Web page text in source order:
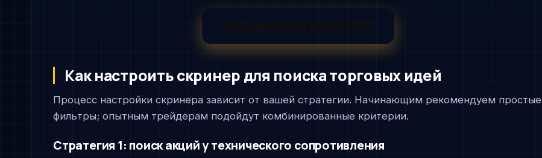
📊 Сравнить брокеров 2026
Как настроить скринер для поиска торговых идей
Процесс настройки скринера зависит от вашей стратегии. Начинающим рекомендуем простые
фильтры; опытным трейдерам подойдут комбинированные критерии.
Стратегия 1: поиск акций у технического сопротивления